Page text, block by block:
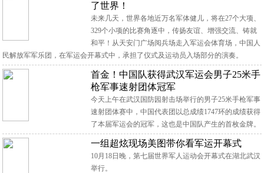
了世界！
未来几天，世界各地近万名军体健儿，将在27个大项、
329个小项的比赛角逐中，传扬友谊、增强交流、铸就
和平！从天安门广场阅兵场走入军运会体育场，中国人
民解放军军乐团，在军运会开幕式中，承担了仪式及运动员入场部分的演奏。
首金！中国队获得武汉军运会男子25米手
枪军事速射团体冠军
今天上午在武汉国防园射击场举行的男子25米手枪军事
速射团体赛中，中国代表团以总成绩1747环的成绩获得
了本届军运会的冠军，这也是中国队产生的首枚金牌。
一组超炫现场美图带你看军运开幕式
10月18日晚，第七届世界军人运动会开幕式在湖北武汉
举行。